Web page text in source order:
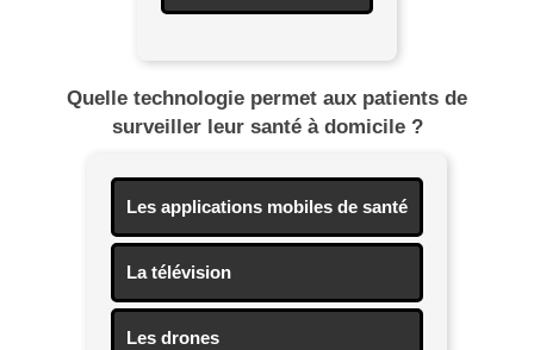
Quelle technologie permet aux patients de
surveiller leur santé à domicile ?
Les applications mobiles de santé
La télévision
Les drones